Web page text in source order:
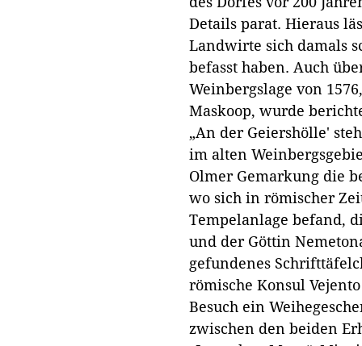
Details parat. Hieraus
Landwirte sich damals
befasst haben. Auch
Weinbergslage von
Maskoop, wurde
„An der Geiershölle'
im alten
Olmer Gemarkung die
wo sich in römischer
Tempelanlage befand,
und der Göttin
gefundenes
römische Konsul
Besuch ein
zwischen den beiden